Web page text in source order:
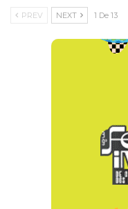
PREV NEXT 1 De 13